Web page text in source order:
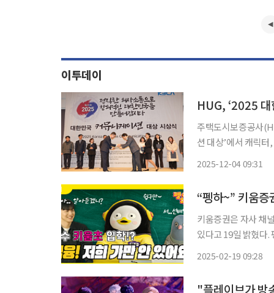
이투데이
HUG, ‘2025 대
주택도시보증공사
션 대상’에서 캐릭
2025-12-04 09:31
“펭하~” 키움증
키움증권은 자사 채
있다고 19일 밝혔다. 펭수야 학교가자는 ‘키움 초등학교’에 입학한 EBS 인기 캐릭터 펭수와
2025-02-19 09:28